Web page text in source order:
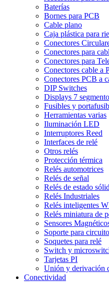
Baterías
Bornes para PCB
Cable plano
Caja plástica para
Conectores
Conectores para
Conectores para
Conectores cable a
Conectores PCB a
DIP Switches
Displays 7
Fusibles y
Herramientas varias
Iluminación LED
Interruptores Reed
Interfaces de relé
Otros relés
Protección térmica
Relés automotrices
Relés de señal
Relés de estado
Relés Industriales
Relés inteligentes
Relés miniatura de
Sensores
Soporte para
Soquetes para relé
Switch y
Tarjetas PI
Unión y derivación
Conectividad